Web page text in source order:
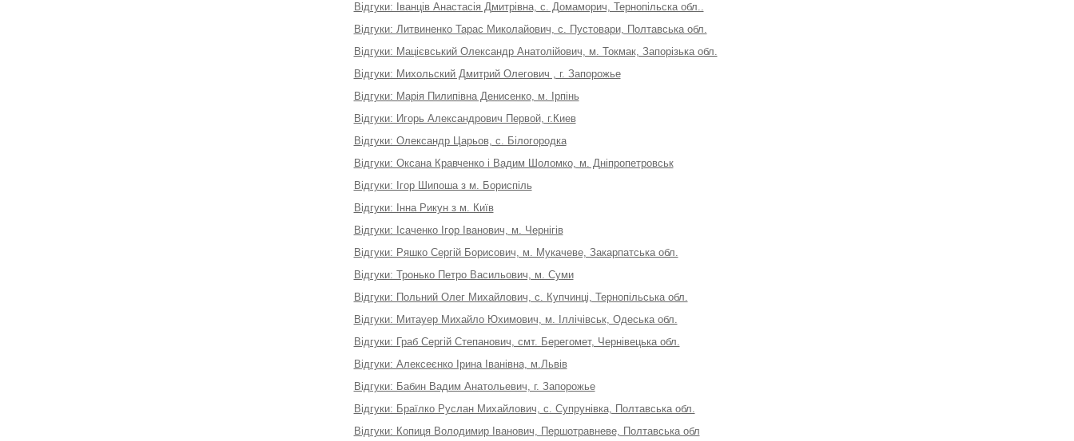
Відгуки: Іванців Анастасія Дмитрівна, с. Домаморич, Тернопільска обл..
Відгуки: Литвиненко Тарас Миколайович, с. Пустовари, Полтавська обл.
Відгуки: Мацієвський Олександр Анатолійович, м. Токмак, Запорізька обл.
Відгуки: Михольский Дмитрий Олегович , г. Запорожье
Відгуки: Марія Пилипівна Денисенко, м. Ірпінь
Відгуки: Игорь Александрович Первой, г.Киев
Відгуки: Олександр Царьов, с. Білогородка
Відгуки: Оксана Кравченко і Вадим Шоломко, м. Дніпропетровськ
Відгуки: Ігор Шипоша з м. Бориспіль
Відгуки: Інна Рикун з м. Київ
Відгуки: Ісаченко Ігор Іванович, м. Чернігів
Відгуки: Ряшко Сергій Борисович, м. Мукачеве, Закарпатська обл.
Відгуки: Тронько Петро Васильович, м. Суми
Відгуки: Польний Олег Михайлович, с. Купчинці, Тернопільська обл.
Відгуки: Митауер Михайло Юхимович, м. Іллічівськ, Одеська обл.
Відгуки: Граб Сергій Степанович, смт. Берегомет, Чернівецька обл.
Відгуки: Алексеєнко Ірина Іванівна, м.Львів
Відгуки: Бабин Вадим Анатольевич, г. Запорожье
Відгуки: Браїлко Руслан Михайлович, с. Супрунівка, Полтавська обл.
Відгуки: Копиця Володимир Іванович, Першотравневе, Полтавська обл